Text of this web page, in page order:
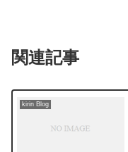
関連記事
kirin Blog